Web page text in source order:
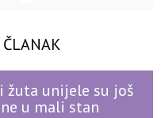
žuta unijele su još
u mali stan